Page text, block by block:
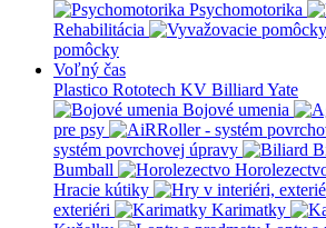
Psychomotorika
Rehabilitácia
pomôcky
Voľný čas
Plastico Rototech KV Billiard Yate
Bojové umenia
pre psy
systém povrchovej úpravy
Bumball
Hracie kútiky
exteriéri
Karimatky